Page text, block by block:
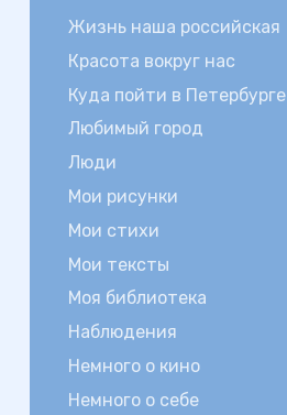
Жизнь наша российская
Красота вокруг нас
Куда пойти в Петербурге
Любимый город
Люди
Мои рисунки
Мои стихи
Мои тексты
Моя библиотека
Наблюдения
Немного о кино
Немного о себе